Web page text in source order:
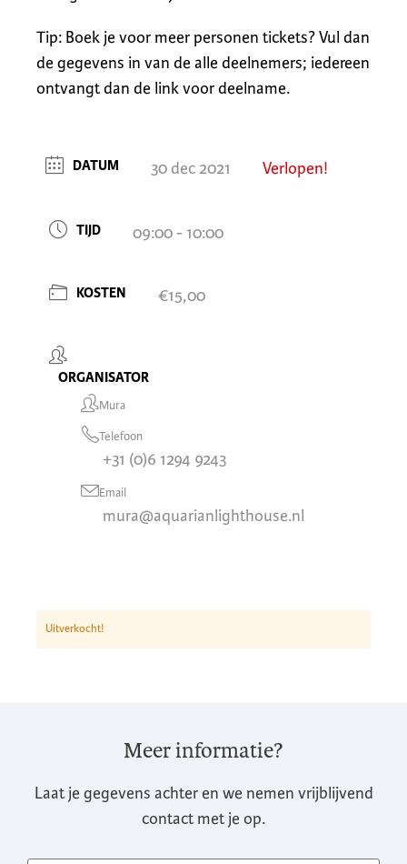
Tip: Boek je voor meer personen tickets? Vul dan
de gegevens in van de alle deelnemers; iedereen
ontvangt dan de link voor deelname.
DATUM 30 dec 2021 Verlopen!
TIJD 09:00 - 10:00
KOSTEN €15,00
ORGANISATOR
Mura
Telefoon
+31 (0)6 1294 9243
Email
mura@aquarianlighthouse.nl
Uitverkocht!
Meer informatie?
Laat je gegevens achter en we nemen vrijblijvend
contact met je op.